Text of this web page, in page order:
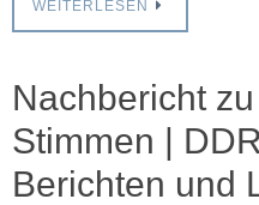
WEITERLESEN
Nachbericht
Stimmen |
Berichten und